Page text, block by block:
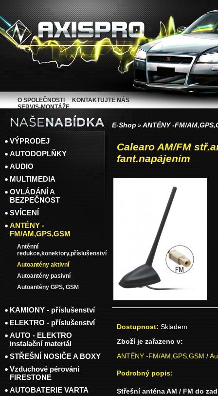
E-Shop » ANTÉNY -FM/
Calearo AM/FM
fant.napájením
Dostupnost: Skladem
Zboží je zařazeno v:
ANTÉNY -FM/AM,GPS,GSM /
Podrobný popis:
Střešní anténa AM / FM do
VÝPRODEJ
AUTODOPLŇKY
AUDIO
MULTIMEDIA
OVLÁDÁNÍ A
BEZPEČNOST
SVÍCENÍ
ANTÉNY -
FM/AM,GPS,GSM
Anténní
redukce,konektory,příslušenství
Autoantény aktivní
Autoantény pasivní
Autoantény GPS, GSM
KAMIONY - příslušenství
ELEKTRO - příslušenství
AUTO - ELEKTRO
instalační materiál
STŘEŠNÍ NOSIČE A BOXY
Vzduchové pérování
FIRESTONE
AUTOBATERIE VARTA
O SPOLEČNOSTI
KONTAKTUJTE NÁS
SERVIS-MONTÁŽE